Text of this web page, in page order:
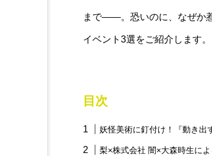
まで——。恐いのに、なぜか
イベント3選をご紹介します。
目次
妖怪美術に釘付け！『動き出
梨×株式会社 闇×大森時生に